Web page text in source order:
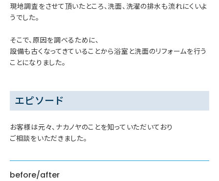
現地調査をさせて頂いたところ、洗面、洗濯の排水も流れにくいよ
うでした。
そこで、原因を調べるために、
設備も古くなってきていることから浴室と洗面のリフォームを行う
ことになりました。
エピソード
お客様は元々、ナカノヤのことを知っていただいており
ご相談をいただきました。
before/after